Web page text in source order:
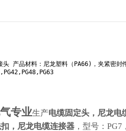
头 产品材料：尼龙塑料（PA66)，夹紧
专业生产电缆固定头，尼龙电
，尼龙电缆连接器 ，型号： PG7 ，